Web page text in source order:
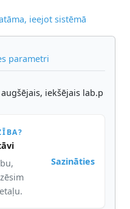
ieejot sistēmā
parametri
iekšējais lab.p
Sazināties